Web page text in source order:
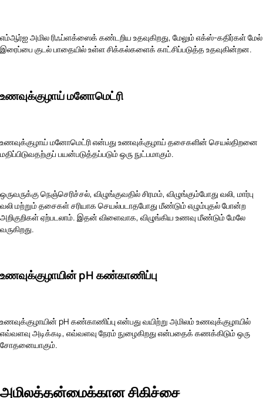
எம்ஆர்ஐ அமில ரிஃப்ளக்ஸைக் கண்டறிய உதவுகிறது, மேலும் எக்ஸ்-கதிர்கள் மேல்
இரைப்பை குடல் பாதையில் உள்ள சிக்கல்களைக் காட்சிப்படுத்த உதவுகின்றன.
உணவுக்குழாய் மனோமெட்ரி
உணவுக்குழாய் மனோமெட்ரி என்பது உணவுக்குழாய் தசைகளின் செயல்திறனை
மதிப்பிடுவதற்குப் பயன்படுத்தப்படும் ஒரு நுட்பமாகும்.
ஒருவருக்கு நெஞ்செரிச்சல், விழுங்குவதில் சிரமம், விழுங்கும்போது வலி, மார்பு
வலி மற்றும் தசைகள் சரியாக செயல்படாதபோது மீண்டும் எழும்புதல் போன்ற
அறிகுறிகள் ஏற்படலாம். இதன் விளைவாக, விழுங்கிய உணவு மீண்டும் மேலே
வருகிறது.
உணவுக்குழாயின் pH கண்காணிப்பு
உணவுக்குழாயின் pH கண்காணிப்பு என்பது வயிற்று அமிலம் உணவுக்குழாயில்
எவ்வளவு அடிக்கடி, எவ்வளவு நேரம் நுழைகிறது என்பதைக் கணக்கிடும் ஒரு
சோதனையாகும்.
அமிலத்தன்மைக்கான சிகிச்சை